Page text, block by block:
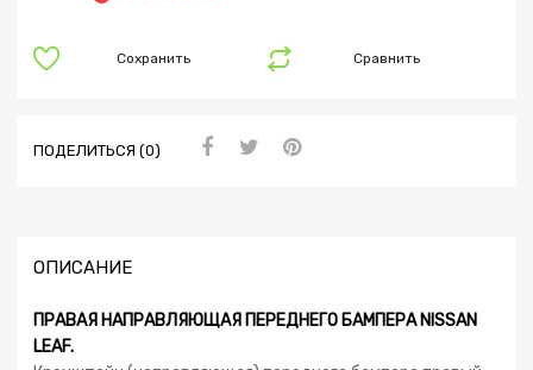
Сравнить
Сохранить
ПОДЕЛИТЬСЯ (0)
ОПИСАНИЕ
ПРАВАЯ НАПРАВЛЯЮЩАЯ ПЕРЕДНЕГО БАМПЕРА NISSAN
LEAF.